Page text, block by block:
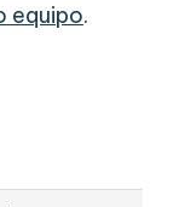
equipo.